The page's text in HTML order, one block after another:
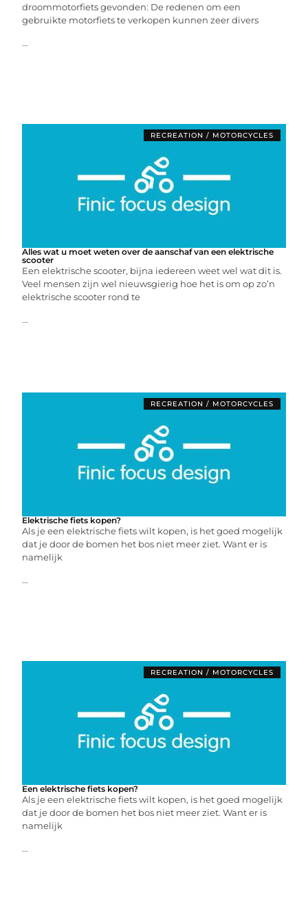
droommotorfiets gevonden: De redenen om een
gebruikte motorfiets te verkopen kunnen zeer divers
...
RECREATION / MOTORCYCLES
Alles wat u moet weten over de aanschaf van een elektrische
scooter
Een elektrische scooter, bijna iedereen weet wel wat dit is.
Veel mensen zijn wel nieuwsgierig hoe het is om op zo’n
elektrische scooter rond te
...
RECREATION / MOTORCYCLES
Elektrische fiets kopen?
Als je een elektrische fiets wilt kopen, is het goed mogelijk
dat je door de bomen het bos niet meer ziet. Want er is
namelijk
...
RECREATION / MOTORCYCLES
Een elektrische fiets kopen?
Als je een elektrische fiets wilt kopen, is het goed mogelijk
dat je door de bomen het bos niet meer ziet. Want er is
namelijk
...